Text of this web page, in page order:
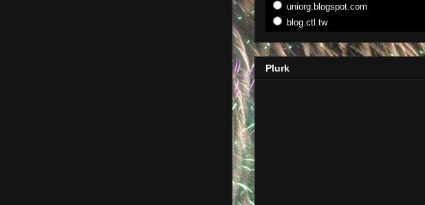
uniorg.blogspot.com
blog.ctl.tw
Plurk